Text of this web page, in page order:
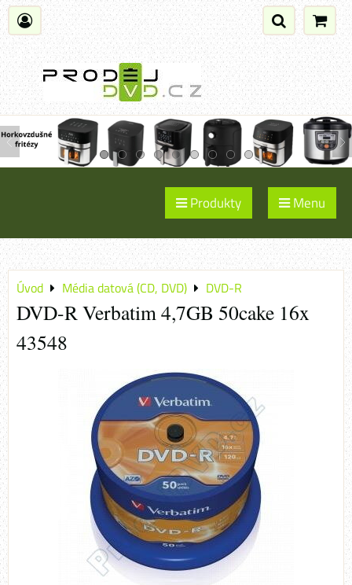
Produkty Menu
Úvod Média datová (CD, DVD) DVD-R
DVD-R Verbatim 4,7GB 50cake 16x
43548